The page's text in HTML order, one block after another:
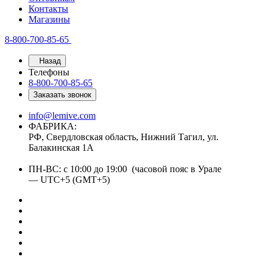
Контакты
Магазины
8-800-700-85-65
Назад
Телефоны
8-800-700-85-65
Заказать звонок
info@lemive.com
ФАБРИКА:
РФ, Свердловская область, Нижний Тагил, ул.
Балакинская 1А
ПН-ВС: с 10:00 до 19:00 (часовой пояс в Урале
— UTC+5 (GMT+5)